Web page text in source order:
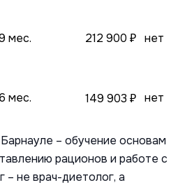
мес. 212 900 ₽ нет
мес. 149 903 ₽ нет
– обучение основам
рационов и работе с
– не врач-диетолог, а